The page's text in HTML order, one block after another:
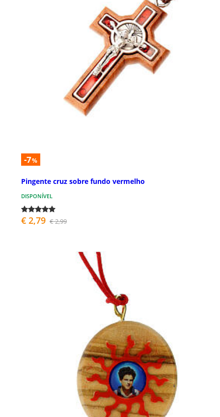
-7%
Pingente cruz sobre fundo vermelho
DISPONÍVEL
€ 2,79 € 2,99